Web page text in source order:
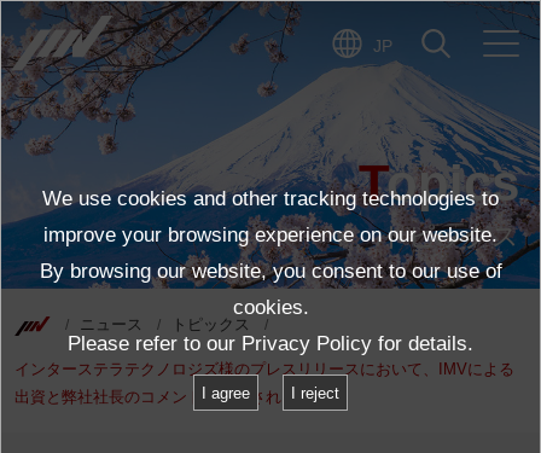
JP
Topics
トピックス
ニュース トピックス
インターステラテクノロジズ様のプレスリリースにおいて、IMVによる
出資と弊社社長のコメントが掲載されました。
We use cookies and other tracking technologies to
improve your browsing experience on our website.
By browsing our website, you consent to our use of
cookies.
Please refer to our Privacy Policy for details.
I agree I reject